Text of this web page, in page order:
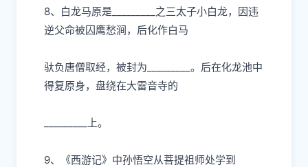
8、 ⽩⻰⻢原是 _________之三太⼦⼩⽩⻰，因违
逆⽗命被囚鹰愁涧，后化作⽩⻢
驮负唐僧取经，被封为 _________。后在化⻰池中
得复原身，盘绕在⼤雷⾳寺的
_________上。
9、《⻄游记》中孙悟空从菩提祖师处学到